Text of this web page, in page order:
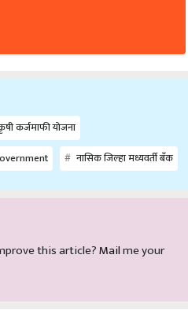
कर्जमाफी योजना
नासिक जिल्हा मध्यवर्ती बँक
this article?Mailme your